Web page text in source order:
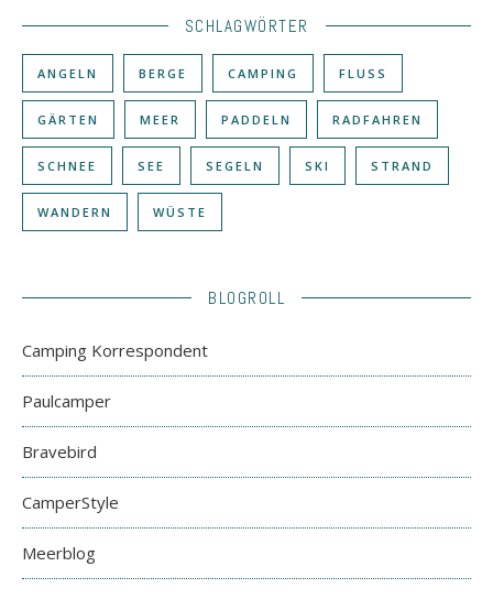
SCHLAGWÖRTER
ANGELN BERGE CAMPING FLUSS
GÄRTEN MEER PADDELN RADFAHREN
SCHNEE SEE SEGELN SKI STRAND
WANDERN WÜSTE
BLOGROLL
Camping Korrespondent
Paulcamper
Bravebird
CamperStyle
Meerblog